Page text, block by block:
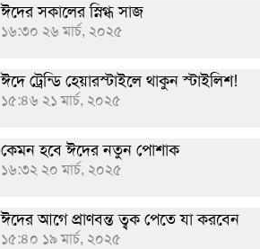
ঈদের সকালের স্নিগ্ধ সাজ
১৬:৩০ ২৬ মার্চ, ২০২৫
ঈদে ট্রেন্ডি হেয়ারস্টাইলে থাকুন স্টাইলিশ!
১৫:৪৬ ২১ মার্চ, ২০২৫
কেমন হবে ঈদের নতুন পোশাক
১৬:৩২ ২০ মার্চ, ২০২৫
ঈদের আগে প্রাণবন্ত ত্বক পেতে যা করবেন
১৫:৪০ ১৯ মার্চ, ২০২৫